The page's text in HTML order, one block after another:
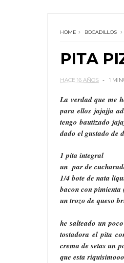
HOME BOCADILLOS
PITA
HACE 16 AÑOS 1
La verdad que me
para ellos jajajja
tengo bautizado
dado el gustado de
1 pita integral
un par de
1/4 bote de nata
bacon con pimienta
un trozo de queso
he salteado un
tostadora el pita
crema de setas un
que esta